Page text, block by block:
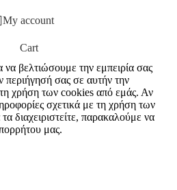
My account
Cart
βελτιώσουμε την εμπειρία σας
περιήγησή σας σε αυτήν την
χρήση των cookies από εμάς. Αν
σχετικά με τη χρήση των
διαχειριστείτε, παρακαλούμε να
μας.